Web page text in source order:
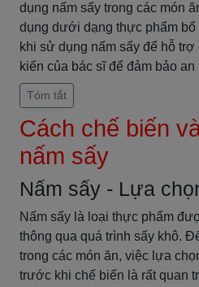
dụng nấm sấy trong các món
dụng dưới dạng thực phẩm
khi sử dụng nấm sấy để hỗ
kiến của bác sĩ để đảm bảo
Tóm tắt
Cách chế biến
nấm sấy
Nấm sấy - Lựa
Nấm sấy là loại thực phẩm
thông qua quá trình sấy khô.
trong các món ăn, việc lựa
trước khi chế biến là rất quan